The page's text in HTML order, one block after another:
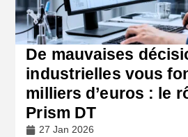
De mauvaises
industrielles vous
milliers d’euros : le
Prism DT
27 Jan 2026